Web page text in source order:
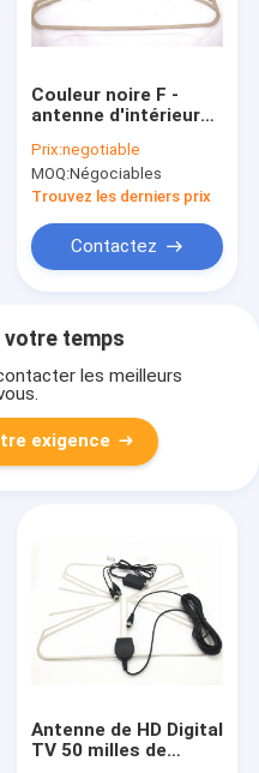
Couleur noire F -
antenne d'intérieur
toute l'émission
locale 4k/canaux
signal de
haute
Prix:negotiable
MOQ:Négociables
Trouvez les derniers prix
Contactez
votre temps
les meilleurs
exigence
Antenne de HD Digital
TV 50 milles de